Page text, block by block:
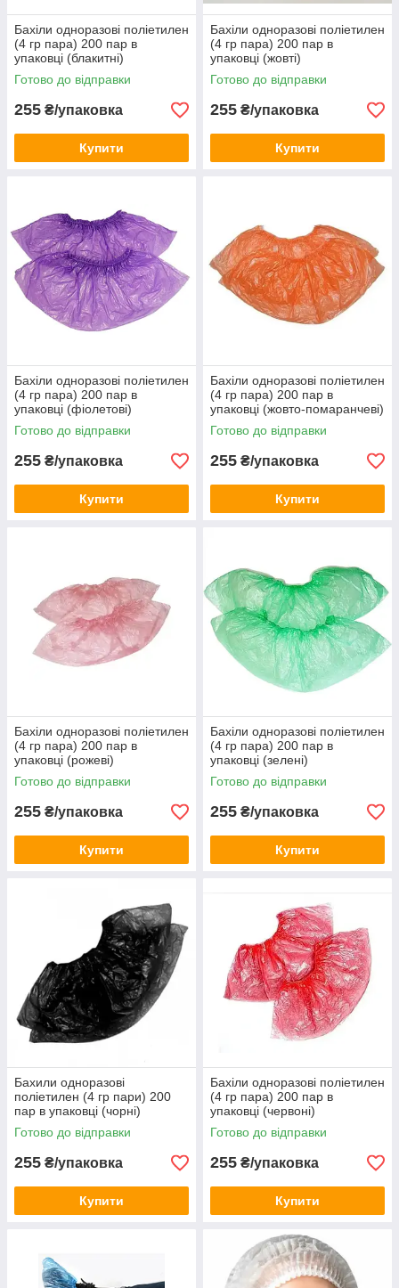
Бахіли одноразові поліетилен
(4 гр пара) 200 пар в
упаковці (блакитні)
Готово до відправки
255 ₴/упаковка
Купити
Бахіли одноразові поліетилен
(4 гр пара) 200 пар в
упаковці (жовті)
Готово до відправки
255 ₴/упаковка
Купити
Бахіли одноразові поліетилен
(4 гр пара) 200 пар в
упаковці (фіолетові)
Готово до відправки
255 ₴/упаковка
Купити
Бахіли одноразові поліетилен
(4 гр пара) 200 пар в
упаковці (жовто-помаранчеві)
Готово до відправки
255 ₴/упаковка
Купити
Бахіли одноразові поліетилен
(4 гр пара) 200 пар в
упаковці (рожеві)
Готово до відправки
255 ₴/упаковка
Купити
Бахіли одноразові поліетилен
(4 гр пара) 200 пар в
упаковці (зелені)
Готово до відправки
255 ₴/упаковка
Купити
Бахили одноразові
поліетилен (4 гр пари) 200
пар в упаковці (чорні)
Готово до відправки
255 ₴/упаковка
Купити
Бахіли одноразові поліетилен
(4 гр пара) 200 пар в
упаковці (червоні)
Готово до відправки
255 ₴/упаковка
Купити